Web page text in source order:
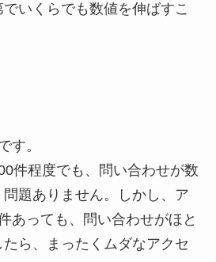
いくらでも数値を伸ばすこ
す。
件程度でも、問い合わせが数
題ありません。しかし、 ア
あっても、問い合わせがほと
ら、まったくムダなアクセ